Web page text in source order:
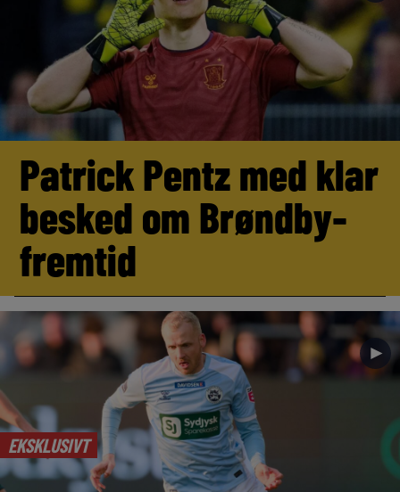
Patrick Pentz med klar
besked om Brøndby-
fremtid
EKSKLUSIVT
►